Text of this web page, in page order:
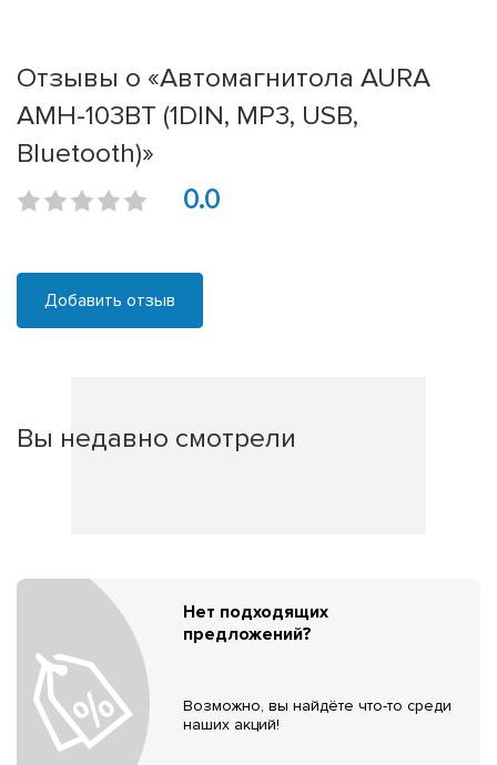
Отзывы о «Автомагнитола AURA
AMH-103BT (1DIN, MP3, USB,
Bluetooth)»
0.0
Добавить отзыв
Вы недавно смотрели
Нет подходящих
предложений?
Возможно, вы найдёте что-то среди
наших акций!